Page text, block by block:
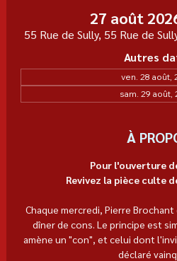
27 août
55 Rue de Sully, 55 Rue de
Autres
ven. 28 août,
sam. 29 août,
À
Pour l'ouverture
Revivez la pièce culte
Chaque mercredi, Pierre
dîner de cons. Le principe est
amène un "con", et celui dont
déclaré